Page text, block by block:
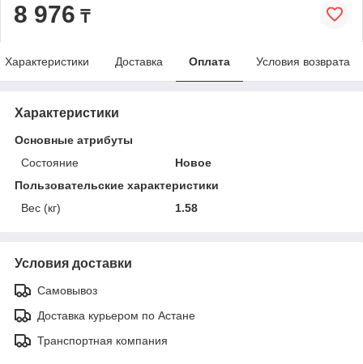
8 976 ₸
Характеристики Доставка Оплата Условия возврата
Характеристики
Основные атрибуты
Состояние
Новое
Пользовательские характеристики
Вес (кг)
1.58
Условия доставки
Самовывоз
Доставка курьером по Астане
Транспортная компания